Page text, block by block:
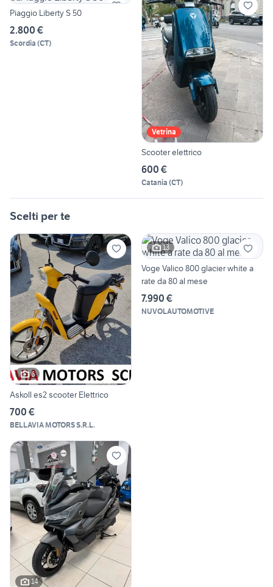
Piaggio Liberty S 50
2.800 €
Scordia (CT)
Vetrina
Scooter elettrico
600 €
Catania (CT)
Scelti per te
6
Askoll es2 scooter Elettrico
700 €
BELLAVIA MOTORS S.R.L.
13
Voge Valico 800 glacier white a
rate da 80 al mese
7.990 €
NUVOLAUTOMOTIVE
14